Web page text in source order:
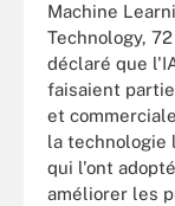
Machine
Technology,
déclaré que
faisaient
et
la technologie
qui l'ont
améliorer les